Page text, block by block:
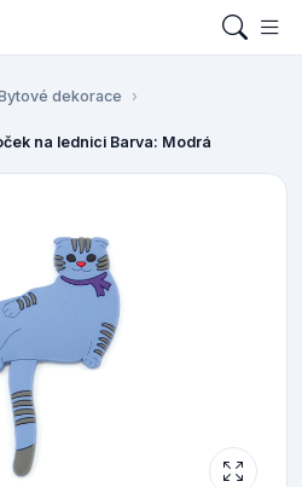
dekorace
na lednici Barva: Modrá